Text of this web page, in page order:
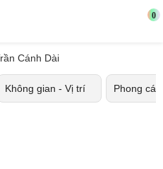
0
Cánh Dài
Không gian - Vị trí Phong